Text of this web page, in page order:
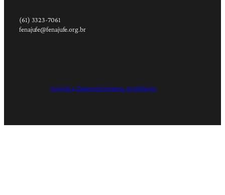
(61) 3323-7061
fenajufe@fenajufe.org.br
Criação e Desenvolvimento: RapDesign